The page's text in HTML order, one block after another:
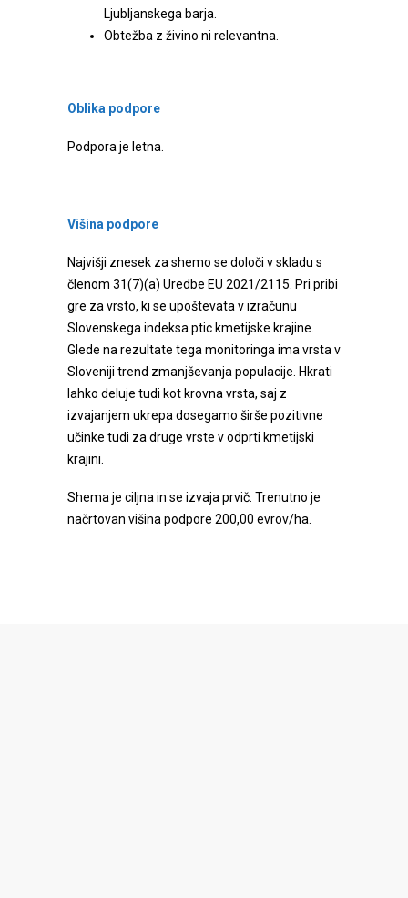
Ljubljanskega barja.
Obtežba z živino ni relevantna.
Oblika podpore
Podpora je letna.
Višina podpore
Najvišji znesek za shemo se določi v skladu s
členom 31(7)(a) Uredbe EU 2021/2115. Pri pribi
gre za vrsto, ki se upoštevata v izračunu
Slovenskega indeksa ptic kmetijske krajine.
Glede na rezultate tega monitoringa ima vrsta v
Sloveniji trend zmanjševanja populacije. Hkrati
lahko deluje tudi kot krovna vrsta, saj z
izvajanjem ukrepa dosegamo širše pozitivne
učinke tudi za druge vrste v odprti kmetijski
krajini.
Shema je ciljna in se izvaja prvič. Trenutno je
načrtovan višina podpore 200,00 evrov/ha.